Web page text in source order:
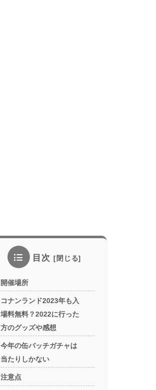
目次
開催場所
コナンランド2023年も入
場料無料？2022に行った
方のグッズや感想
今年の缶バッチガチャは
当たりしかない
注意点